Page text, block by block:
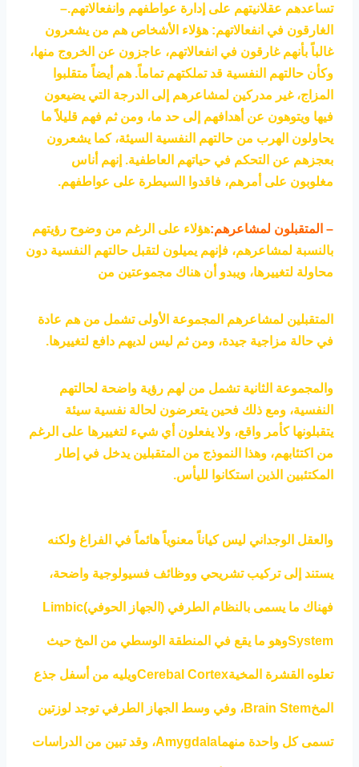
تساعدهم عقلانيتهم على إدارة عواطفهم وانفعالاتهم.–
الغارقون في انفعالاتهم: هؤلاء الأشخاص هم من يشعرون
غالباً بأنهم غارقون في انفعالاتهم، عاجزون عن الخروج منها،
وكأن حالتهم النفسية قد تملكتهم تماماً. هم أيضاً متقلبوا
المزاج، غير مدركين لمشاعرهم إلى الدرجة التي يضيعون
فيها ويتوهون عن أهدافهم إلى حد ما، ومن ثم فهم قليلاً ما
يحاولون الهرب من حالتهم النفسية السيئة، كما يشعرون
بعجزهم عن التحكم في حياتهم العاطفية. إنهم أناس
مغلوبون على أمرهم، فاقدوا السيطرة على عواطفهم.
– المتقبلون لمشاعرهم:هؤلاء على الرغم من وضوح رؤيتهم
بالنسبة لمشاعرهم، فإنهم يميلون لتقبل حالتهم النفسية دون
محاولة لتغييرها، ويبدو أن هناك مجموعتين من
المتقبلين لمشاعرهم المجموعة الأولى تشمل من هم عادة
في حالة مزاجية جيدة، ومن ثم ليس لديهم دافع لتغييرها.
والمجموعة الثانية تشمل من لهم رؤية واضحة لحالتهم
النفسية، ومع ذلك فحين يتعرضون لحالة نفسية سيئة
يتقبلونها كأمر واقع، ولا يفعلون أي شيء لتغييرها على الرغم
من اكتئابهم، وهذا النموذج من المتقبلين يدخل في إطار
المكتئبين الذين استكانوا لليأس.
والعقل الوجداني ليس كياناً معنوياً هائماً في الفراغ ولكنه
يستند إلى تركيب تشريحي ووظائف فسيولوجية واضحة،
فهناك ما يسمى بالنظام الطرفي (الجهاز الحوفي)Limbic
Systemوهو ما يقع في المنطقة الوسطي من المخ حيث
تعلوه القشرة المخيةCerebal Cortexويليه من أسفل جذع
المخBrain Stem، وفي وسط الجهاز الطرفي توجد لوزتين
تسمى كل واحدة منهماAmygdala، وقد تبين من الدراسات